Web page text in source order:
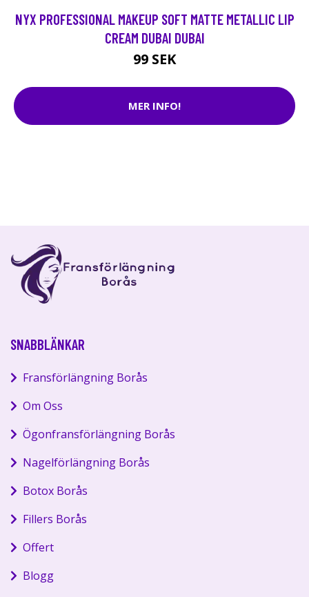
NYX PROFESSIONAL MAKEUP SOFT MATTE METALLIC LIP
CREAM DUBAI DUBAI
99 SEK
MER INFO!
SNABBLÄNKAR
Fransförlängning Borås
Om Oss
Ögonfransförlängning Borås
Nagelförlängning Borås
Botox Borås
Fillers Borås
Offert
Blogg